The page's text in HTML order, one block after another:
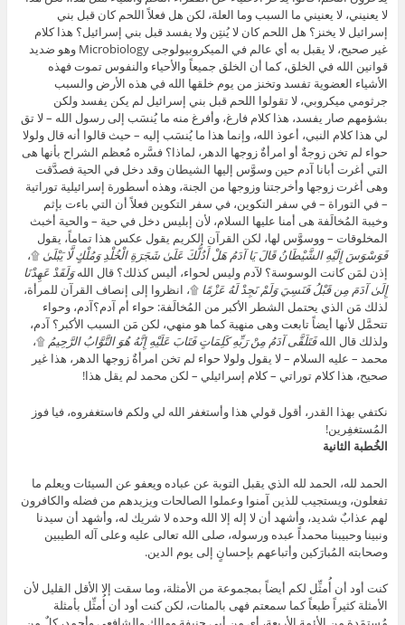
لا يعنيني، لا يعنيني ما السبب وما العلة، لكن هل فعلاً اللحم كان قبل بني
إسرائيل لا يخنز؟ هل اللحم كان لا يُنتِن ولا يفسد قبل بني إسرائيل؟ هذا كلام
غير صحيح، لا يقبل به أي عالم في الميكروبيولوجى Microbiology وهو ضديد
قوانين الله في الخلق، كما أن الخلق جميعاً والأحياء والنفوس تموت فهذه
الأشياء العضوية تفسد وتخنز من يوم خلقها الله في هذه الأرض والسبب
جرثومي ميكروبي، لا تقولوا اللحم قبل بني إسرائيل لم يكن يفسد ولكن
بشؤمهم صار يفسد، هذا كلام فارغ، وأفرغ منه ما يُنسَب إلى رسول الله – لا تق
لي هذا كلام النبي، أعوذ الله، وإنما هذا ما يُنسَب إليه – حيث قالوا أنه قال ولولا
حواء لم تخن زوجةٌ أو امرأةٌ زوجها الدهر، لماذا؟ فسَّره مُعظم الشراح بأنها هى
التي أغرت أبانا آدم حين وسوَّس إليها الشيطان وقد دخل في الحية فصدَّقت
وهى أغرت زوجها وأخرجتنا وزوجها من الجنة، وهذه أسطورة إسرائيلية توراتية
– في التوراة – في سفر التكوين، في سفر التكوين فعلاً أن التي باءت بإثم
وخيبة المُخالَفة هى أمنا عليها السلام، لأن إبليس دخل في حية – والحية أخبث
المخلوقات – ووسوَّس لها، لكن القرآن الكريم يقول عكس هذا تماماً، يقول
فَوَسْوَسَ إِلَيْهِ الشَّيْطَانُ قَالَ يَا آدَمُ هَلْ أَدُلُّكَ عَلَىٰ شَجَرَةِ الْخُلْدِ وَمُلْكٍ لَّا يَبْلَىٰ ۩،
إذن لمَن كانت الوسوسة؟ لآدم وليس لحواء، أليس كذلك؟ قال اللهوَلَقَدْ عَهِدْنَا
إِلَىٰ آدَمَ مِن قَبْلُ فَنَسِيَ وَلَمْ نَجِدْ لَهُ عَزْمًا ۩، انظروا إلى إنصاف القرآن للمرأة،
لذلك مَن الذي يحتمل الشطر الأكبر من المُخالَفة: حواء أم آدم؟آدم، وحواء
تتحمَّل لأنها أيضاً تابعت وهى منهية كما هو منهي، لكن مَن السبب الأكبر؟ آدم،
ولذلك قال اللهفَتَلَقَّى آدَمُ مِنْ رَبِّهِ كَلِمَاتٍ فَتَابَ عَلَيْهِ إِنَّهُ هُوَ التَّوَّابُ الرَّحِيمُ ۩،
محمد – عليه السلام – لا يقول ولولا حواء لم تخن امرأةٌ زوجها الدهر، هذا غير
صحيح، هذا كلام توراتي – كلام إسرائيلي – لكن محمد لم يقل هذا!
نكتفي بهذا القدر، أقول قولي هذا وأستغفر الله لي ولكم فاستغفروه، فيا فوز
المُستغفِرين!
الخُطبة الثانية
الحمد لله، الحمد لله الذي يقبل التوبة عن عباده ويعفو عن السيئات ويعلم ما
تفعلون، ويستجيب للذين آمنوا وعملوا الصالحات ويزيدهم من فضله والكافرون
لهم عذابٌ شديد، وأشهد أن لا إله إلا الله وحده لا شريك له، وأشهد أن سيدنا
ونبينا وحبيبنا محمداً عبده ورسوله، صلى الله تعالى عليه وعلى آله الطيبين
وصحابته المُبارَكين وأتباعهم بإحسانٍ إلى يوم الدين.
كنت أود أن أُمثِّل لكم أيضاً بمجموعة من الأمثلة، وما سقت إلا الأقل القليل لأن
الأمثلة كثيراً طبعاً كما سمعتم فهى بالمئات، لكن كنت أود أن أُمثِّل بأمثلة